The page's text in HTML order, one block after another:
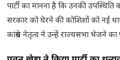
पार्टी का मानना है कि उनकी
सरकार को घेरने की कोशिशों को नई
कांग्रेस नेतृत्व ने उन्हें राज्यसभा भेजने